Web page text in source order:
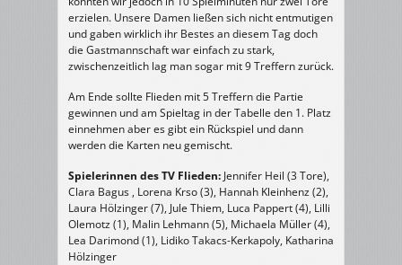
erzielen. Unsere Damen ließen sich nicht entmutigen
und gaben wirklich ihr Bestes an diesem Tag doch
die Gastmannschaft war einfach zu stark,
zwischenzeitlich lag man sogar mit 9 Treffern zurück.
Am Ende sollte Flieden mit 5 Treffern die Partie
gewinnen und am Spieltag in der Tabelle den 1. Platz
einnehmen aber es gibt ein Rückspiel und dann
werden die Karten neu gemischt.
Spielerinnen des TV Flieden: Jennifer Heil (3 Tore),
Clara Bagus , Lorena Krso (3), Hannah Kleinhenz (2),
Laura Hölzinger (7), Jule Thiem, Luca Pappert (4), Lilli
Olemotz (1), Malin Lehmann (5), Michaela Müller (4),
Lea Darimond (1), Lidiko Takacs-Kerkapoly, Katharina
Hölzinger